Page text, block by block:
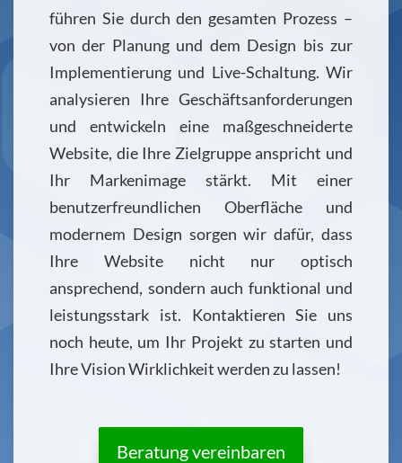
führen Sie durch den gesamten Prozess –
von der Planung und dem Design bis zur
Implementierung und Live-Schaltung. Wir
analysieren Ihre Geschäftsanforderungen
und entwickeln eine maßgeschneiderte
Website, die Ihre Zielgruppe anspricht und
Ihr Markenimage stärkt. Mit einer
benutzerfreundlichen Oberfläche und
modernem Design sorgen wir dafür, dass
Ihre Website nicht nur optisch
ansprechend, sondern auch funktional und
leistungsstark ist. Kontaktieren Sie uns
noch heute, um Ihr Projekt zu starten und
Ihre Vision Wirklichkeit werden zu lassen!
Beratung vereinbaren